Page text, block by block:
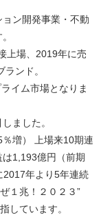
ン開発事業・不動
上場、2019年に売
ンド。
イム市場となりま
ました。
増） 上場来10期連
1,193億円（前期
2017年より5年連続
１兆！２０２３”
しています。